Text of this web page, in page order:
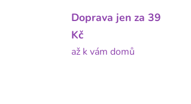
Doprava jen za 39
Kč
až k vám domů